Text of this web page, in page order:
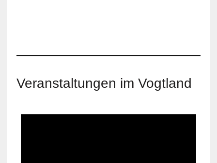
Veranstaltungen im Vogtland